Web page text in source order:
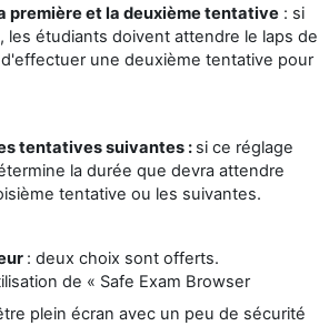
première et la deuxième tentative : si
les étudiants doivent attendre le laps de
une deuxième tentative pour
tentatives suivantes : si ce réglage
la durée que devra attendre
tentative ou les suivantes.
: deux choix sont offerts.
de « Safe Exam Browser
plein écran avec un peu de sécurité